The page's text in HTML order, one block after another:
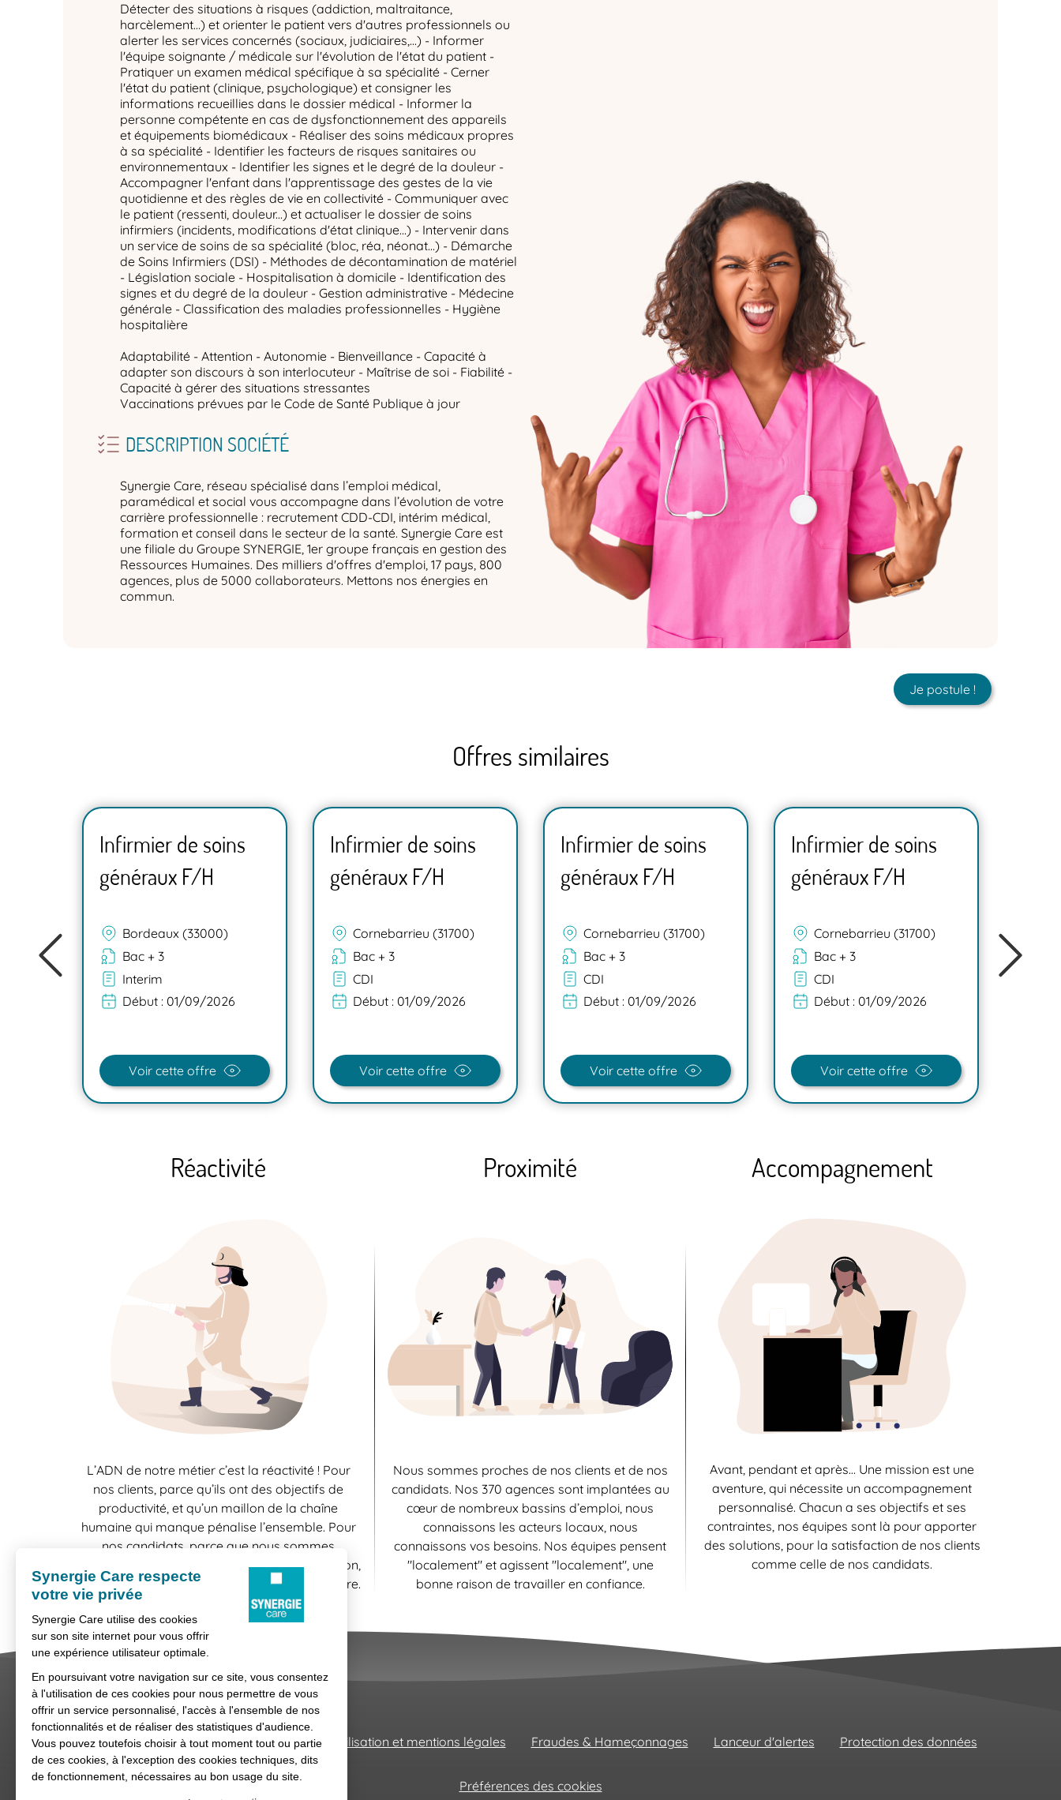
Détecter des situations à risques (addiction, maltraitance,
harcèlement…) et orienter le patient vers d'autres professionnels ou
alerter les services concernés (sociaux, judiciaires,...) - Informer
l'équipe soignante / médicale sur l'évolution de l'état du patient -
Pratiquer un examen médical spécifique à sa spécialité - Cerner
l'état du patient (clinique, psychologique) et consigner les
informations recueillies dans le dossier médical - Informer la
personne compétente en cas de dysfonctionnement des appareils
et équipements biomédicaux - Réaliser des soins médicaux propres
à sa spécialité - Identifier les facteurs de risques sanitaires ou
environnementaux - Identifier les signes et le degré de la douleur -
Accompagner l'enfant dans l'apprentissage des gestes de la vie
quotidienne et des règles de vie en collectivité - Communiquer avec
le patient (ressenti, douleur...) et actualiser le dossier de soins
infirmiers (incidents, modifications d'état clinique...) - Intervenir dans
un service de soins de sa spécialité (bloc, réa, néonat…) - Démarche
de Soins Infirmiers (DSI) - Méthodes de décontamination de matériel
- Législation sociale - Hospitalisation à domicile - Identification des
signes et du degré de la douleur - Gestion administrative - Médecine
générale - Classification des maladies professionnelles - Hygiène
hospitalière
Adaptabilité - Attention - Autonomie - Bienveillance - Capacité à
adapter son discours à son interlocuteur - Maîtrise de soi - Fiabilité -
Capacité à gérer des situations stressantes
Vaccinations prévues par le Code de Santé Publique à jour
DESCRIPTION SOCIÉTÉ
Synergie Care, réseau spécialisé dans l’emploi médical,
paramédical et social vous accompagne dans l’évolution de votre
carrière professionnelle : recrutement CDD-CDI, intérim médical,
formation et conseil dans le secteur de la santé. Synergie Care est
une filiale du Groupe SYNERGIE, 1er groupe français en gestion des
Ressources Humaines. Des milliers d'offres d'emploi, 17 pays, 800
agences, plus de 5000 collaborateurs. Mettons nos énergies en
commun.
Je postule !
Offres similaires
Infirmier de soins
généraux F/H
Bordeaux (33000)
Bac + 3
Interim
Début : 01/09/2026
Voir cette offre
Infirmier de soins
généraux F/H
Cornebarrieu (31700)
Bac + 3
CDI
Début : 01/09/2026
Voir cette offre
Infirmier de soins
généraux F/H
Cornebarrieu (31700)
Bac + 3
CDI
Début : 01/09/2026
Voir cette offre
Infirmier de soins
généraux F/H
Cornebarrieu (31700)
Bac + 3
CDI
Début : 01/09/2026
Voir cette offre
Réactivité
L’ADN de notre métier c’est la réactivité ! Pour
nos clients, parce qu’ils ont des objectifs de
productivité, et qu’un maillon de la chaîne
humaine qui manque pénalise l’ensemble. Pour
nos candidats, parce que nous sommes
conscients la vie se construit mission par mission,
et que toutes les chances sont bonnes à prendre.
Proximité
Nous sommes proches de nos clients et de nos
candidats. Nos 370 agences sont implantées au
cœur de nombreux bassins d’emploi, nous
connaissons les acteurs locaux, nous
connaissons vos besoins. Nos équipes pensent
"localement" et agissent "localement", une
bonne raison de travailler en confiance.
Accompagnement
Avant, pendant et après… Une mission est une
aventure, qui nécessite un accompagnement
personnalisé. Chacun a ses objectifs et ses
contraintes, nos équipes sont là pour apporter
des solutions, pour la satisfaction de nos clients
comme celle de nos candidats.
Nous contacter Conditions générales d'utilisation et mentions légales Fraudes & Hameçonnages Lanceur d'alertes Protection des données
Préférences des cookies